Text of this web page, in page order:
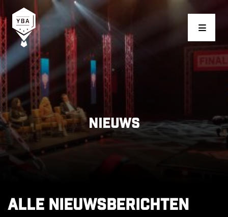
Young Business Award
Nieuws
Alle nieuwsberichten